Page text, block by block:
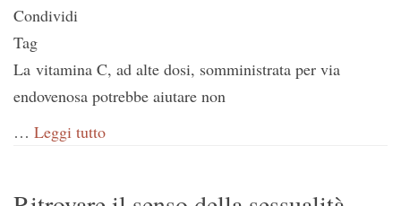
Condividi
Tag
La vitamina C, ad alte dosi, somministrata per via
endovenosa potrebbe aiutare non
… Leggi tutto